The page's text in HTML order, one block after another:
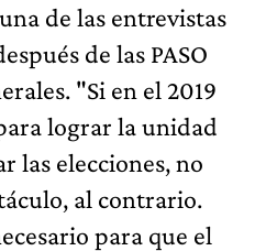
de las entrevistas
de las PASO
"Si en el 2019
lograr la unidad
las elecciones, no
al contrario.
para que el